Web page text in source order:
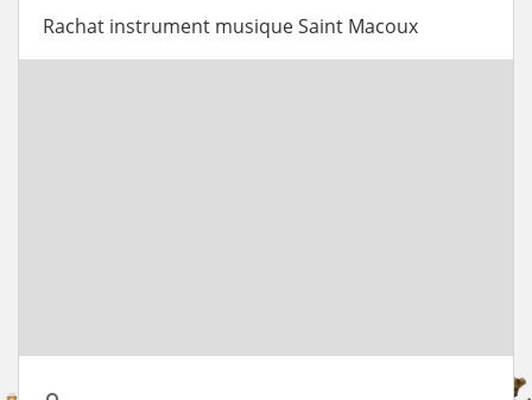
Rachat instrument musique Saint Macoux